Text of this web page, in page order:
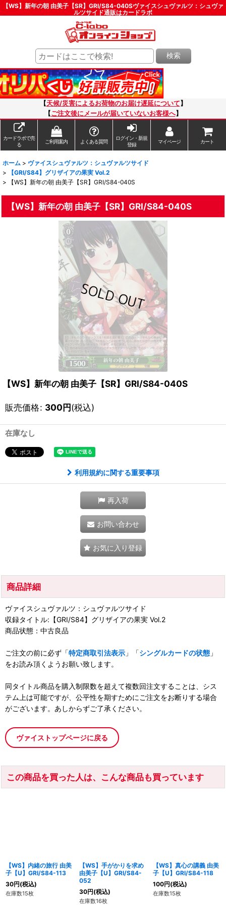
【WS】新年の朝 由美子【SR】GRI/S84-040Sヴァイスシュヴァルツ：シュヴァ
ルツサイド通販はカードラボ
検索
【天候/災害によるお荷物のお届け遅延について 】
【ご注文後にメールが届いていないお客様へ】
カードラボで売
る
ご利用案内 よくある質問
ログイン・新規
登録
マイページ カート
ホーム > ヴァイスシュヴァルツ：シュヴァルツサイド
>
【GRI/S84】グリザイアの果実 Vol.2
>
【WS】新年の朝 由美子【SR】GRI/S84-040S
【WS】新年の朝 由美子【SR】GRI/S84-040S
【WS】新年の朝 由美子【SR】GRI/S84-040S
販売価格: 300円(税込)
在庫なし
利用規約に関する重要事項
再入荷
お問い合わせ
お気に入り登録
商品詳細
ヴァイスシュヴァルツ：シュヴァルツサイド
収録タイトル:【GRI/S84】グリザイアの果実 Vol.2
商品状態：中古良品
ご注文の前に必ず「特定商取引法表示 」「シングルカードの状態 」
をお読み頂くようお願い致します。
同タイトル商品を購入制限数を超えて複数回注文することは、シス
テム上は可能ですが、公平性を期すためにご注文をお断りする場合
がございます。あしからずご了承ください。
ヴァイストップページに戻る
この商品を買った人は、こんな商品も買っています
【WS】内緒の旅行 由美
子【U】GRI/S84-113
30円(税込)
在庫数15枚
【WS】手がかりを求め
由美子【U】GRI/S84-
052
30円(税込)
在庫数16枚
【WS】真心の講義 由美
子【U】GRI/S84-118
100円(税込)
在庫数15枚